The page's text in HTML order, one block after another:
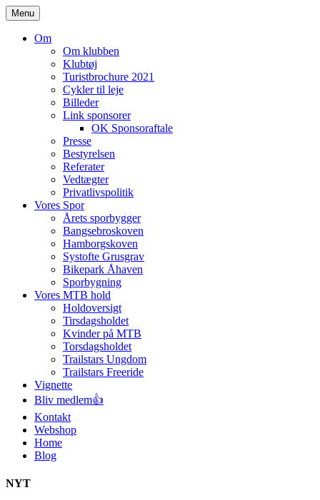
Skip
to
content
Menu
Om
Om klubben
Klubtøj
Turistbrochure 2021
Cykler til leje
Billeder
Link sponsorer
OK Sponsoraftale
Presse
Bestyrelsen
Referater
Vedtægter
Privatlivspolitik
Vores Spor
Årets sporbygger
Bangsebroskoven
Hamborgskoven
Systofte Grusgrav
Bikepark Åhaven
Sporbygning
Vores MTB hold
Holdoversigt
Tirsdagsholdet
Kvinder på MTB
Torsdagsholdet
Trailstars Ungdom
Trailstars Freeride
Vignette
Bliv medlem👍
Kontakt
Webshop
Home
Blog
NYT